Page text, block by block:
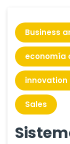
Business
economía
innovation
Sales